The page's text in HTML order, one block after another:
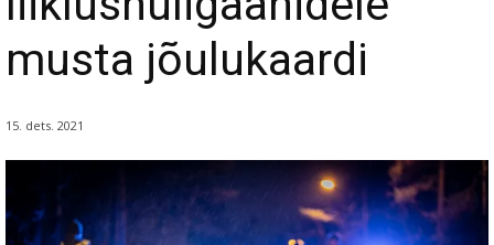
musta jõulukaardi
15. dets. 2021